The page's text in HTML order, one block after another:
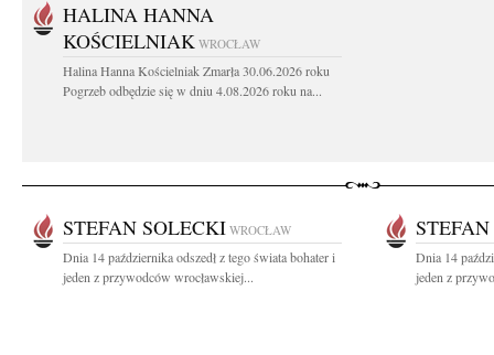
HALINA HANNA
KOŚCIELNIAK WROCŁAW
Halina Hanna Kościelniak Zmarła 30.06.2026 roku
Pogrzeb odbędzie się w dniu 4.08.2026 roku na...
STEFAN SOLECKI WROCŁAW
Dnia 14 października odszedł z tego świata bohater i
jeden z przywodców wrocławskiej...
Dnia 14
jeden z